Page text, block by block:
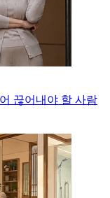
끊어내야 할 사람